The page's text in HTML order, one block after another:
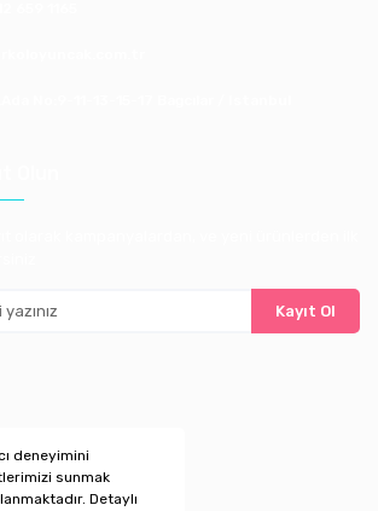
deneyimini
sunmak
Detaylı
Kayıt Ol